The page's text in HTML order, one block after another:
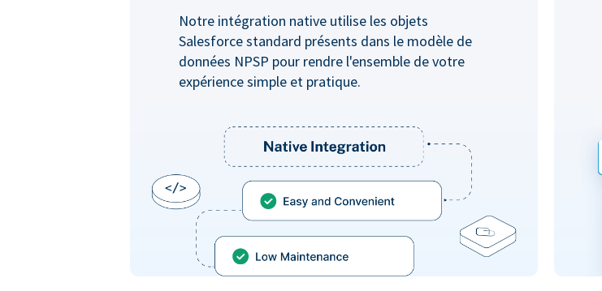
Notre intégration native utilise les objets
Salesforce standard présents dans le modèle de
données NPSP pour rendre l'ensemble de votre
expérience simple et pratique.